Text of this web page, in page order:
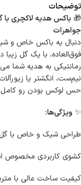
توضیحات
🎁 باکس هدیه لاکچری
جواهرات
دنبال یه باکس خاص و
فوق‌العاده، با یک گل
رمانتیکی به هدیه شما
نیم‌ست، انگشتر یا
حس لوکس بودن رو کامل
✨ ویژگی‌ها:
طراحی شیک و خاص با
کشوی کاربردی مخصوص
کیفیت ساخت عالی با